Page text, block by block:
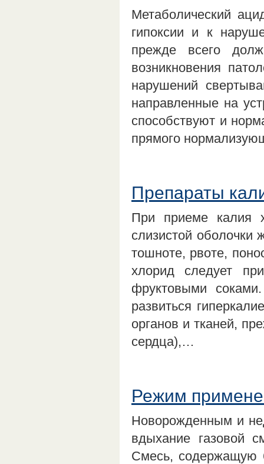
Метаболический
гипоксии и к
прежде всего
возникновения
нарушений
направленные на
способствуют и
прямого
Препараты
При приеме калия
слизистой оболочки
тошноте, рвоте,
хлорид следует
фруктовыми
развиться
органов и тканей,
сердца),…
Режим
Новорожденным и
вдыхание газовой
Смесь, содержащую